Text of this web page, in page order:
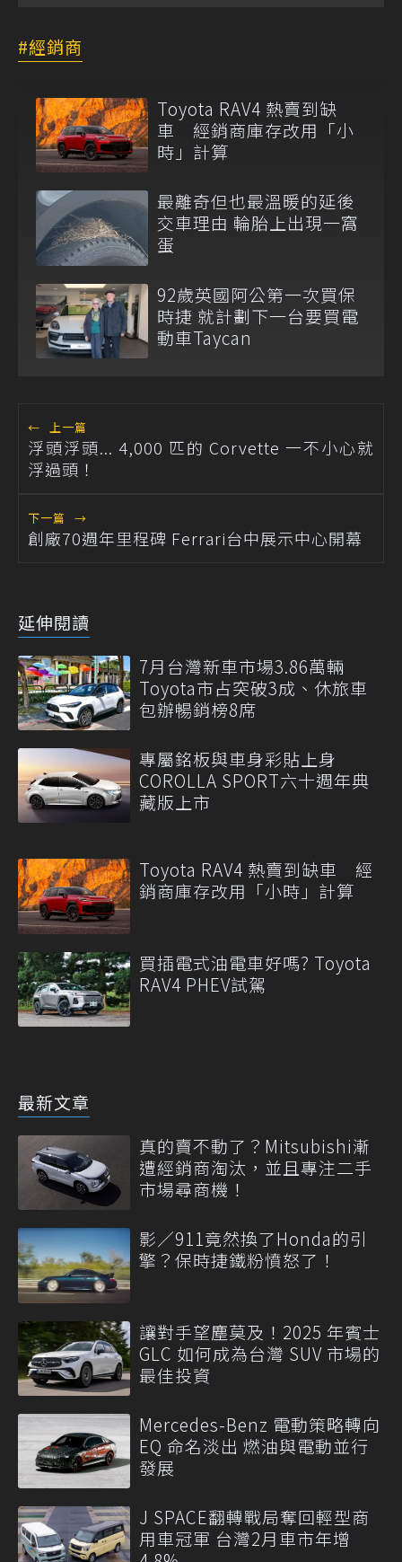
經銷商
Toyota RAV4 熱賣到缺
車 經銷商庫存改用「小
時」計算
最離奇但也最溫暖的延後
交車理由 輪胎上出現一窩
蛋
92歲英國阿公第一次買保
時捷 就計劃下一台要買電
動車Taycan
← 上一篇
浮頭浮頭... 4,000 匹的 Corvette 一不小心就
浮過頭！
下一篇 →
創廠70週年里程碑 Ferrari台中展示中心開幕
延伸閱讀
7月台灣新車市場3.86萬輛
Toyota市占突破3成、休旅車
包辦暢銷榜8席
專屬銘板與車身彩貼上身
COROLLA SPORT六十週年典
藏版上市
Toyota RAV4 熱賣到缺車 經
銷商庫存改用「小時」計算
買插電式油電車好嗎? Toyota
RAV4 PHEV試駕
最新文章
真的賣不動了？Mitsubishi漸
遭經銷商淘汰，並且專注二手
市場尋商機！
影／911竟然換了Honda的引
擎？保時捷鐵粉憤怒了！
讓對手望塵莫及！2025 年賓士
GLC 如何成為台灣 SUV 市場的
最佳投資
Mercedes-Benz 電動策略轉向
EQ 命名淡出 燃油與電動並行
發展
J SPACE翻轉戰局奪回輕型商
用車冠軍 台灣2月車市年增